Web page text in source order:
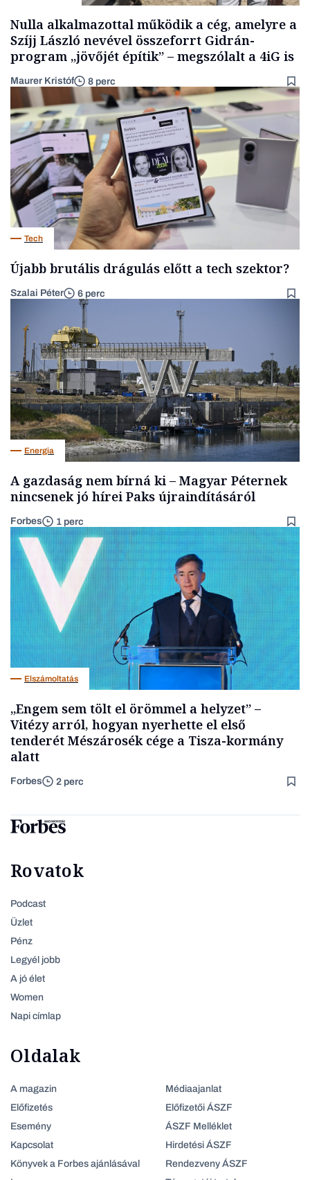
Nulla alkalmazottal működik a cég, amelyre a
Szíjj László nevével összeforrt Gidrán-
program „jövőjét építik” – megszólalt a 4iG is
Maurer Kristóf 8 perc
Tech
Újabb brutális drágulás előtt a tech szektor?
Szalai Péter 6 perc
Energia
A gazdaság nem bírná ki – Magyar Péternek
nincsenek jó hírei Paks újraindításáról
Forbes 1 perc
Elszámoltatás
„Engem sem tölt el örömmel a helyzet” –
Vitézy arról, hogyan nyerhette el első
tenderét Mészárosék cége a Tisza-kormány
alatt
Forbes 2 perc
Rovatok
Podcast
Üzlet
Pénz
Legyél jobb
A jó élet
Women
Napi címlap
Oldalak
A magazin
Előfizetés
Esemény
Kapcsolat
Könyvek a Forbes ajánlásával
Médiaajanlat
Előfizetői ÁSZF
ÁSZF Melléklet
Hirdetési ÁSZF
Rendezveny ÁSZF